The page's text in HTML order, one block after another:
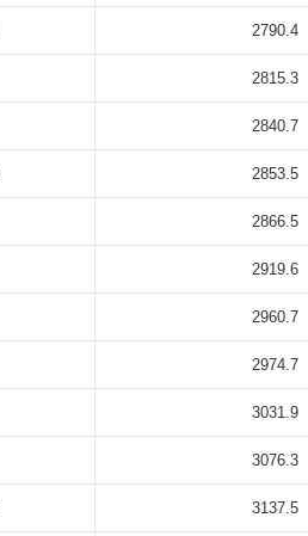
2790.4
2815.3
2840.7
2853.5
2866.5
2919.6
2960.7
2974.7
3031.9
3076.3
3137.5